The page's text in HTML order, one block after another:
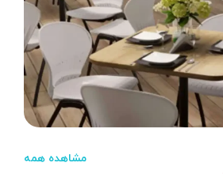
مشاهده همه